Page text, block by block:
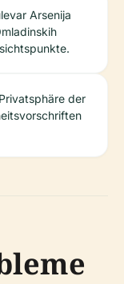
Arsenija
der